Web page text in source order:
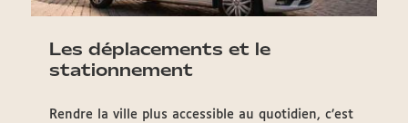
Les déplacements et le
stationnement
Rendre la ville plus accessible au quotidien, c’est